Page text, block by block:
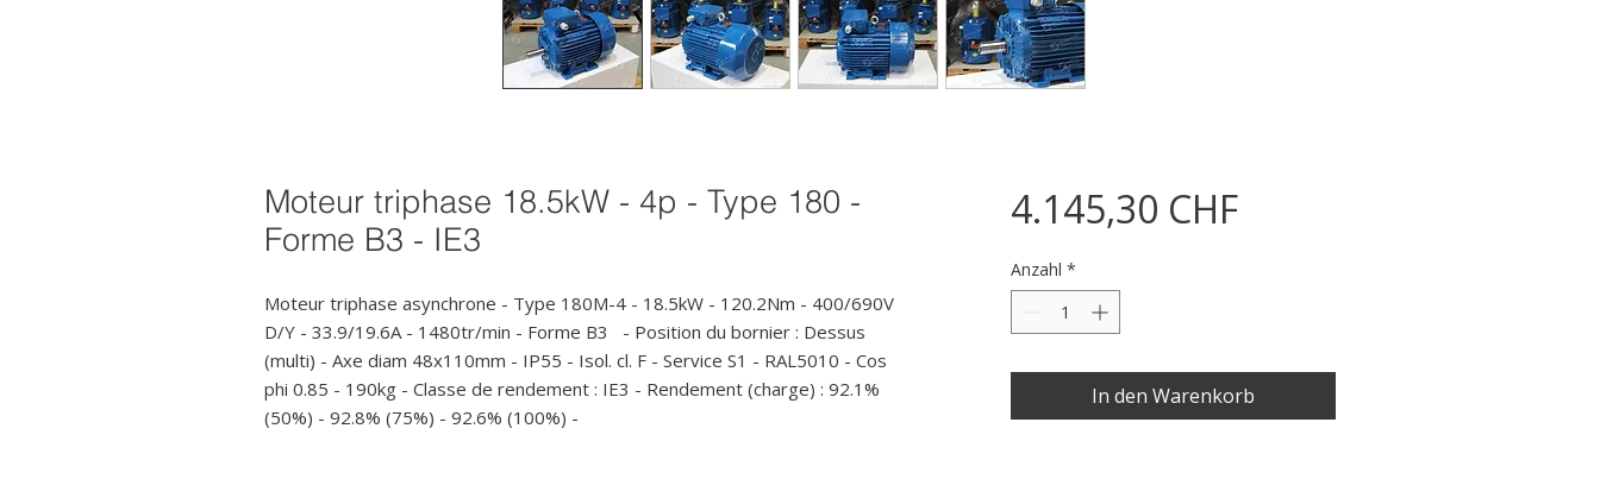
Moteur triphase 18.5kW - 4p - Type 180 -
Forme B3 - IE3
Moteur triphase asynchrone - Type 180M-4 - 18.5kW - 120.2Nm - 400/690V
D/Y - 33.9/19.6A - 1480tr/min - Forme B3   - Position du bornier : Dessus
(multi) - Axe diam 48x110mm - IP55 - Isol. cl. F - Service S1 - RAL5010 - Cos
phi 0.85 - 190kg - Classe de rendement : IE3 - Rendement (charge) : 92.1%
(50%) - 92.8% (75%) - 92.6% (100%) -
4.145,30 CHFPreis
Anzahl *
In den Warenkorb